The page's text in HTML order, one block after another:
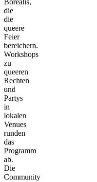
die
die
queere
Feier
bereichern.
Workshops
zu
queeren
Rechten
und
Partys
in
lokalen
Venues
runden
das
Programm
ab.
Die
Community